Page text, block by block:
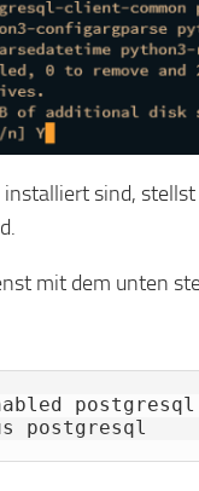
sind,
mit dem unten
postgresql
postgresql